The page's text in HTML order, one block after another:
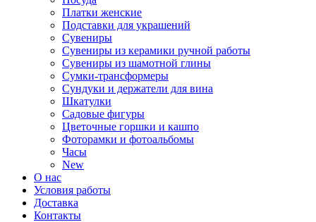
Платки женские
Подставки для украшений
Сувениры
Сувениры из керамики ручной работы
Сувениры из шамотной глины
Сумки-трансформеры
Сундуки и держатели для вина
Шкатулки
Садовые фигуры
Цветочные горшки и кашпо
Фоторамки и фотоальбомы
Часы
New
О нас
Условия работы
Доставка
Контакты